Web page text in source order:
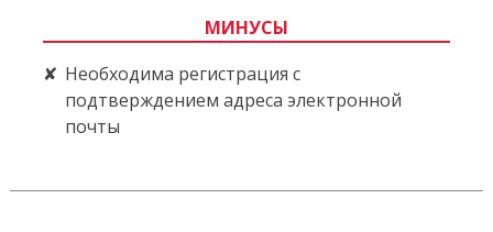
МИНУСЫ
Необходима регистрация с
подтверждением адреса электронной
почты